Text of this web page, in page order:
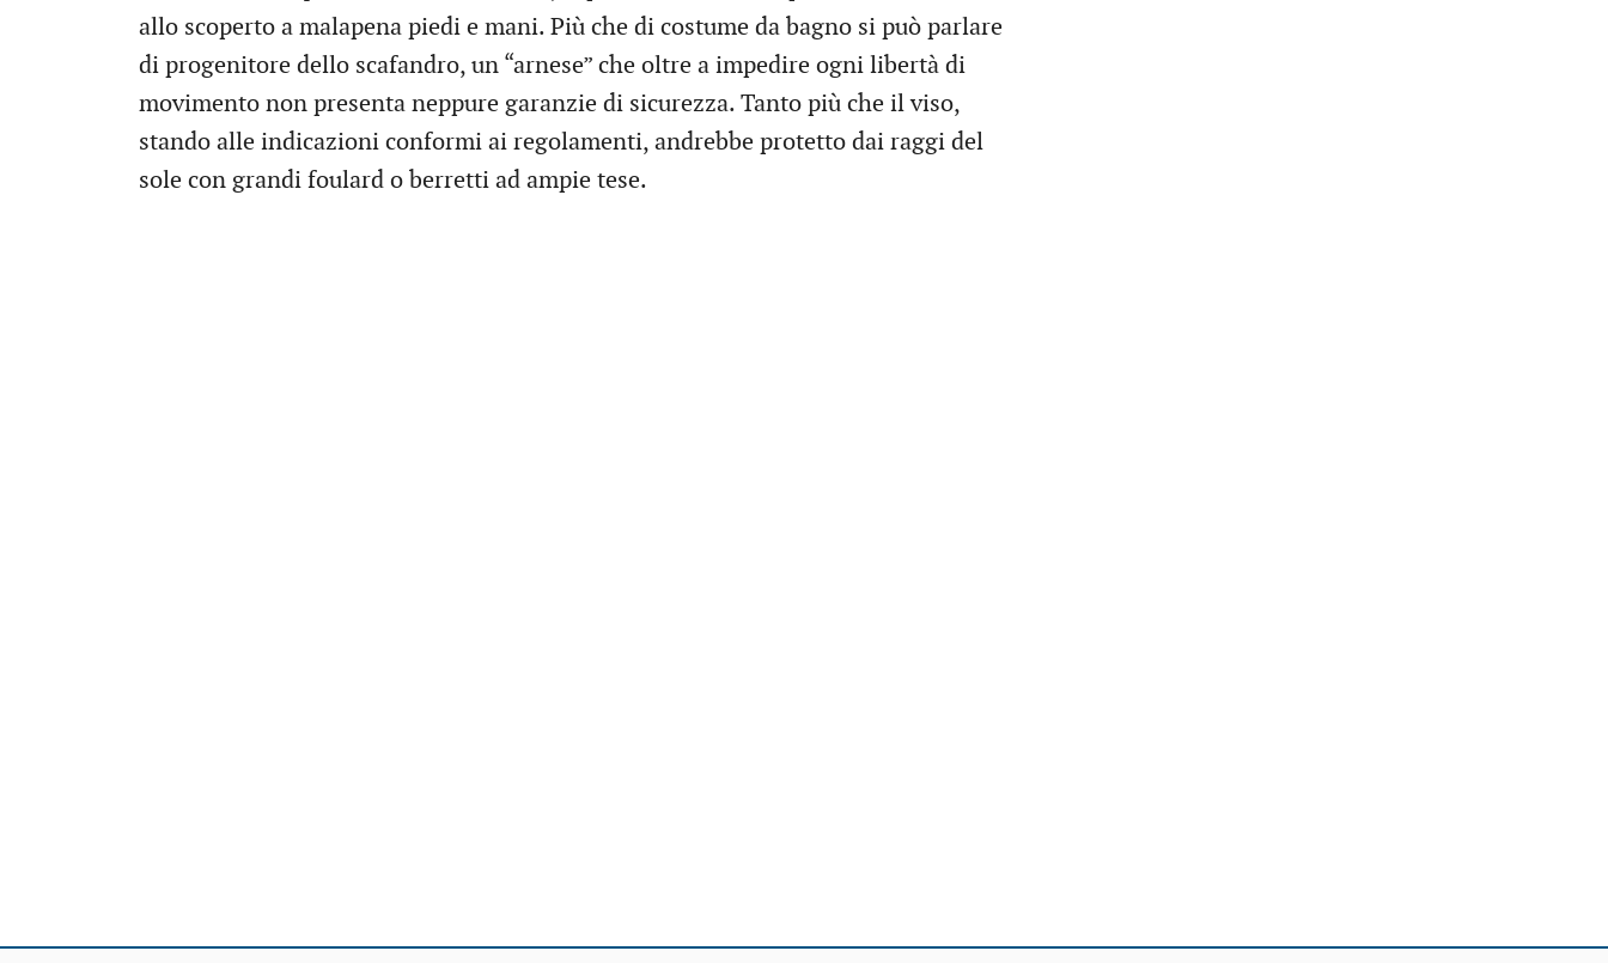
allo scoperto a malapena piedi e mani. Più che di costume da bagno si può parlare
di progenitore dello scafandro, un “arnese” che oltre a impedire ogni libertà di
movimento non presenta neppure garanzie di sicurezza. Tanto più che il viso,
stando alle indicazioni conformi ai regolamenti, andrebbe protetto dai raggi del
sole con grandi foulard o berretti ad ampie tese.